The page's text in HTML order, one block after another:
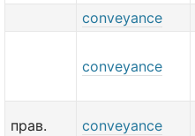
conveyance
conveyance
прав. conveyance